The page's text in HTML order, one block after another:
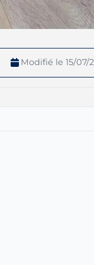
Modifié le 15/07/